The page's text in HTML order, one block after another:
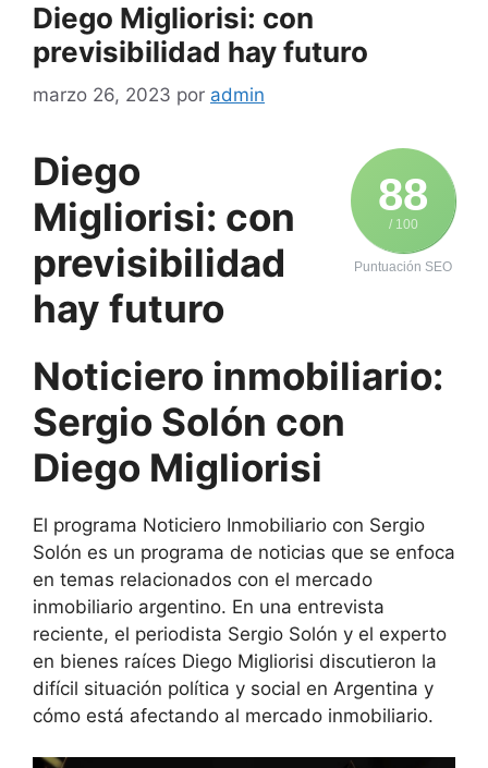
Diego Migliorisi: con
previsibilidad hay futuro
marzo 26, 2023 por admin
88
/ 100
Puntuación SEO
Diego
Migliorisi: con
previsibilidad
hay futuro
Noticiero inmobiliario:
Sergio Solón con
Diego Migliorisi
El programa Noticiero Inmobiliario con Sergio
Solón es un programa de noticias que se enfoca
en temas relacionados con el mercado
inmobiliario argentino. En una entrevista
reciente, el periodista Sergio Solón y el experto
en bienes raíces Diego Migliorisi discutieron la
difícil situación política y social en Argentina y
cómo está afectando al mercado inmobiliario.